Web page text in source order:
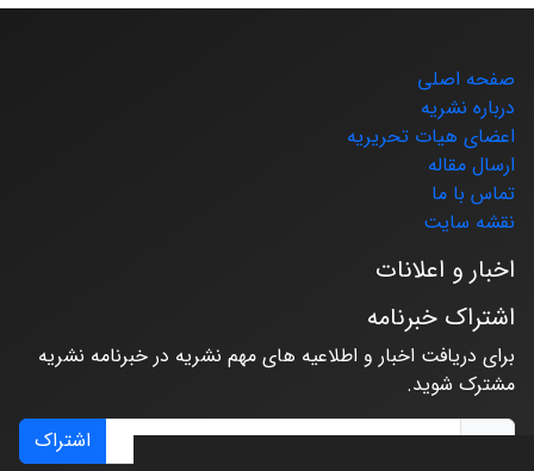
صفحه اصلی
درباره نشریه
اعضای هیات تحریریه
ارسال مقاله
تماس با ما
نقشه سایت
اخبار و اعلانات
اشتراک خبرنامه
برای دریافت اخبار و اطلاعیه های مهم نشریه در خبرنامه نشریه
مشترک شوید.
اشتراک